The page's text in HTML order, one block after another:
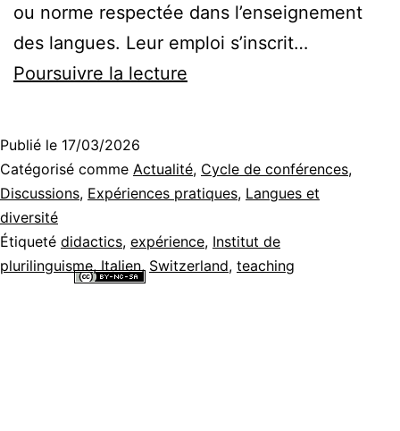
ou norme respectée dans l’enseignement
des langues. Leur emploi s’inscrit…
Poursuivre la lecture
–
apprendre
imiter
Publié le 17/03/2026
Catégorisé comme Actualité, Cycle de conférences,
Discussions, Expériences pratiques, Langues et
diversité
Étiqueté didactics, expérience, Institut de
plurilinguisme, Italien, Switzerland, teaching